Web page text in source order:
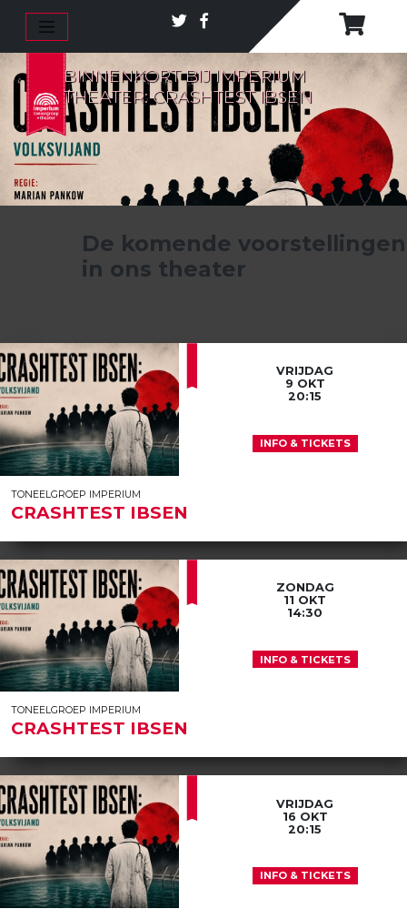
BINNENKORT BIJ IMPERIUM
THEATER: CRASHTEST IBSEN
De komende voorstellingen
in ons theater
TONEELGROEP IMPERIUM
CRASHTEST IBSEN
VRIJDAG
9 OKT
20:15
INFO & TICKETS
TONEELGROEP IMPERIUM
CRASHTEST IBSEN
ZONDAG
11 OKT
14:30
INFO & TICKETS
VRIJDAG
16 OKT
20:15
INFO & TICKETS